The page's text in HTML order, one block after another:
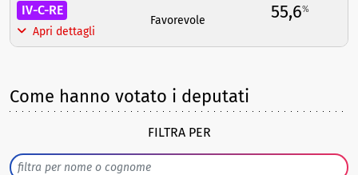
IV-C-RE
Apri dettagli
Favorevole 55,6%
Come hanno votato i deputati
FILTRA PER